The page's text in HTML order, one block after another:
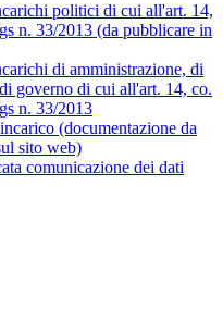
politici di cui all'art. 14,
n. 33/2013 (da pubblicare in
di amministrazione, di
governo di cui all'art. 14, co.
n. 33/2013
(documentazione da
sito web)
comunicazione dei dati